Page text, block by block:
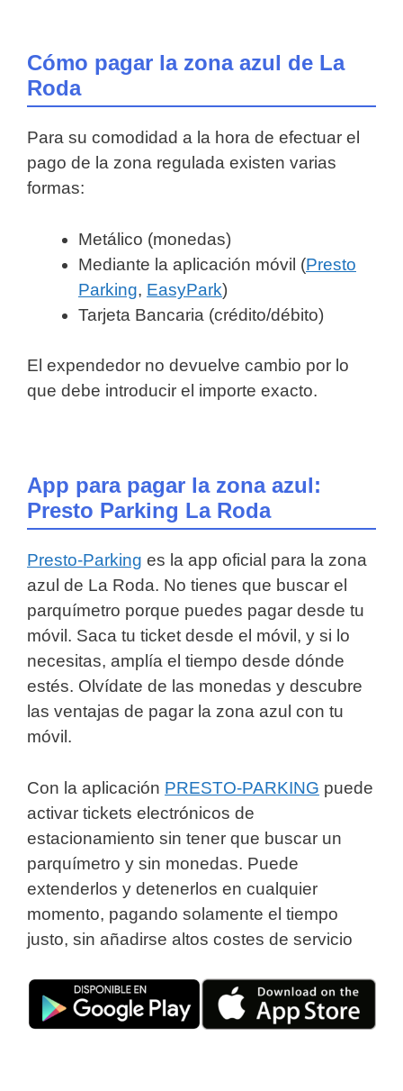
Cómo pagar la zona azul de La
Roda
Para su comodidad a la hora de efectuar el
pago de la zona regulada existen varias
formas:
Metálico (monedas)
Mediante la aplicación móvil (Presto
Parking, EasyPark)
Tarjeta Bancaria (crédito/débito)
El expendedor no devuelve cambio por lo
que debe introducir el importe exacto.
App para pagar la zona azul:
Presto Parking La Roda
Presto-Parking es la app oficial para la zona
azul de La Roda. No tienes que buscar el
parquímetro porque puedes pagar desde tu
móvil. Saca tu ticket desde el móvil, y si lo
necesitas, amplía el tiempo desde dónde
estés. Olvídate de las monedas y descubre
las ventajas de pagar la zona azul con tu
móvil.
Con la aplicación PRESTO-PARKING puede
activar tickets electrónicos de
estacionamiento sin tener que buscar un
parquímetro y sin monedas. Puede
extenderlos y detenerlos en cualquier
momento, pagando solamente el tiempo
justo, sin añadirse altos costes de servicio